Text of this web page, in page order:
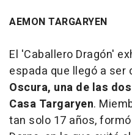
AEMON TARGARYEN
El 'Caballero Dragón'
espada que llegó a ser
Oscura, una de las
Casa Targaryen.
tan solo 17 años,